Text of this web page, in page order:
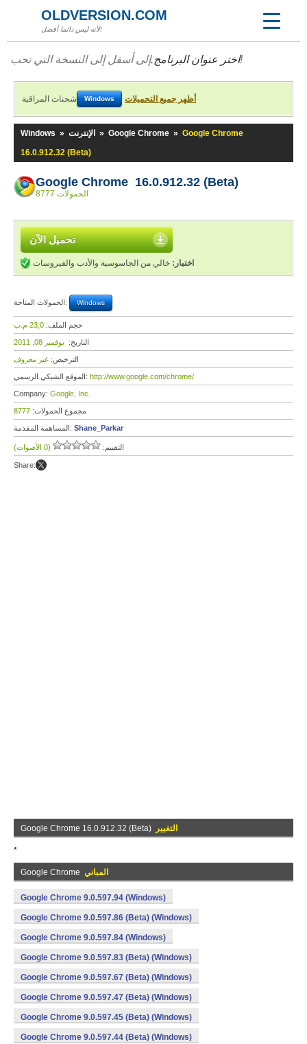
OLDVERSION.COM
لأنه ليس دائما أفضل!
اختر عنوان البرنامج.إلى أسفل إلى النسخة التي تحب!
شحنات المراقبة Windows أظهر جميع التحميلات
Windows » الإنترنت » Google Chrome » Google Chrome
16.0.912.32 (Beta)
Google Chrome 16.0.912.32 (Beta)
8777 الحمولات
تحميل الآن
اختبار: خالي من الجاسوسية والأدب والفيروسات
الحمولات المتاحة: Windows
حجم الملف: 23,0 م.ب
التاريخ: نوفمبر 08, 2011
الترخيص: غير معروف
الموقع الشبكي الرسمي: http://www.google.com/chrome/
Company: Google, Inc.
مجموع الحمولات: 8777
المساهمة المقدمة: Shane_Parkar
التقييم: (0 الأصوات)
Share:
Google Chrome 16.0.912.32 (Beta) التغيير
*
Google Chrome المباني
Google Chrome 9.0.597.94 (Windows)
Google Chrome 9.0.597.86 (Beta) (Windows)
Google Chrome 9.0.597.84 (Windows)
Google Chrome 9.0.597.83 (Beta) (Windows)
Google Chrome 9.0.597.67 (Beta) (Windows)
Google Chrome 9.0.597.47 (Beta) (Windows)
Google Chrome 9.0.597.45 (Beta) (Windows)
Google Chrome 9.0.597.44 (Beta) (Windows)